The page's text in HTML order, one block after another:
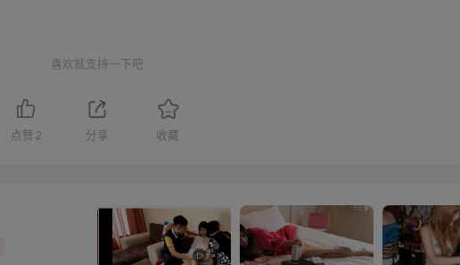
喜欢就支持一下吧
点赞 2 分享 收藏